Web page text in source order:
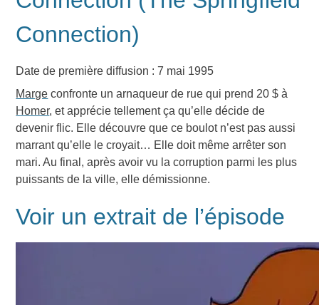
Connection)
Date de première diffusion : 7 mai 1995
Marge confronte un arnaqueur de rue qui prend 20 $ à
Homer, et apprécie tellement ça qu’elle décide de
devenir flic. Elle découvre que ce boulot n’est pas aussi
marrant qu’elle le croyait… Elle doit même arrêter son
mari. Au final, après avoir vu la corruption parmi les plus
puissants de la ville, elle démissionne.
Voir un extrait de l’épisode